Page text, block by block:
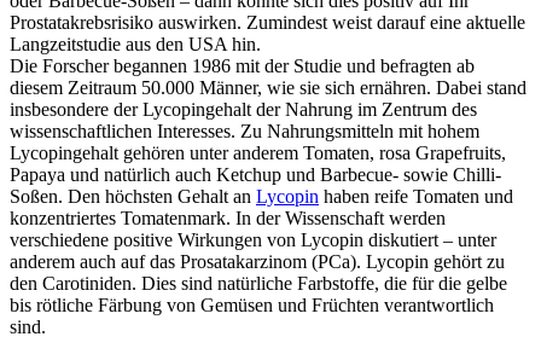
Prostatakrebsrisiko auswirken. Zumindest weist darauf eine aktuelle
Langzeitstudie aus den USA hin.
Die Forscher begannen 1986 mit der Studie und befragten ab
diesem Zeitraum 50.000 Männer, wie sie sich ernähren. Dabei stand
insbesondere der Lycopingehalt der Nahrung im Zentrum des
wissenschaftlichen Interesses. Zu Nahrungsmitteln mit hohem
Lycopingehalt gehören unter anderem Tomaten, rosa Grapefruits,
Papaya und natürlich auch Ketchup und Barbecue- sowie Chilli-
Soßen. Den höchsten Gehalt an Lycopin haben reife Tomaten und
konzentriertes Tomatenmark. In der Wissenschaft werden
verschiedene positive Wirkungen von Lycopin diskutiert – unter
anderem auch auf das Prosatakarzinom (PCa). Lycopin gehört zu
den Carotiniden. Dies sind natürliche Farbstoffe, die für die gelbe
bis rötliche Färbung von Gemüsen und Früchten verantwortlich
sind.